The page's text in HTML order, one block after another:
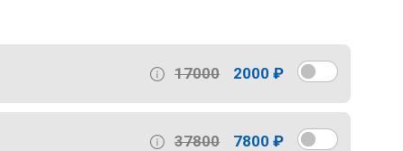
17000 2000 ₽
37800 7800 ₽